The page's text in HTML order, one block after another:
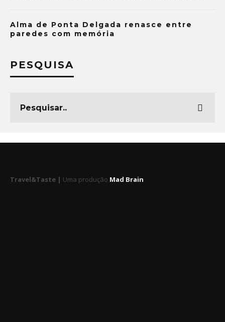
Alma de Ponta Delgada renasce entre
paredes com memória
PESQUISA
Travel&Taste | Uma produção Mad Brain